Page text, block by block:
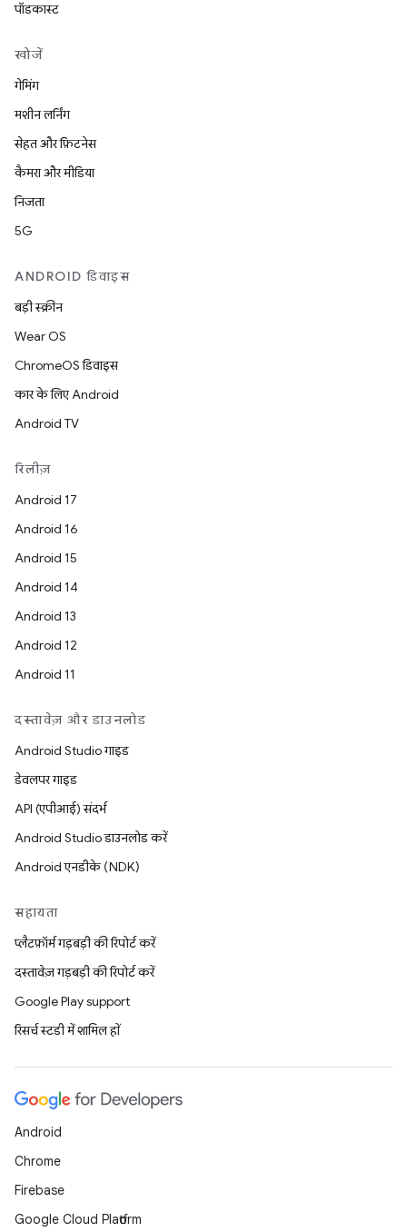
पॉडकास्ट
खोजें
गेमिंग
मशीन लर्निंग
सेहत और फ़िटनेस
कैमरा और मीडिया
निजता
5G
ANDROID डिवाइस
बड़ी स्क्रीन
Wear OS
ChromeOS डिवाइस
कार के लिए Android
Android TV
रिलीज़
Android 17
Android 16
Android 15
Android 14
Android 13
Android 12
Android 11
दस्तावेज़ और डाउनलोड
Android Studio गाइड
डेवलपर गाइड
API (एपीआई) संदर्भ
Android Studio डाउनलोड करें
Android एनडीके (NDK)
सहायता
प्लैटफ़ॉर्म गड़बड़ी की रिपोर्ट करें
दस्तावेज़ गड़बड़ी की रिपोर्ट करें
Google Play support
रिसर्च स्टडी में शामिल हों
Android
Chrome
Firebase
Google Cloud Platform